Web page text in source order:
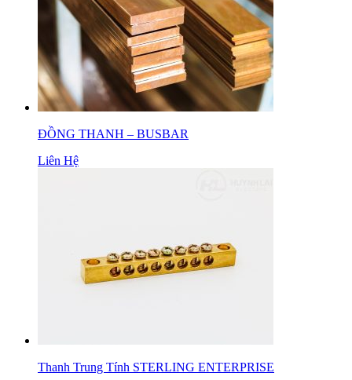
ĐỒNG THANH – BUSBAR
Liên Hệ
Thanh Trung Tính STERLING ENTERPRISE